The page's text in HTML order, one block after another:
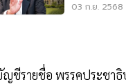
03 ก.ย. 2568
ชีรายชื่อ พรรคประชา